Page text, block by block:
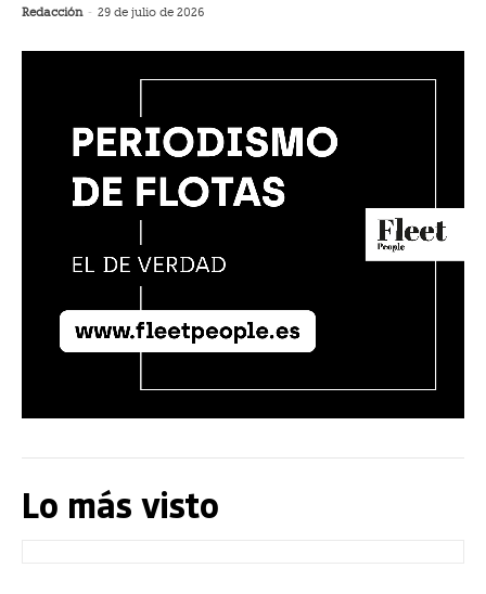
Redacción - 29 de julio de 2026
Lo más visto